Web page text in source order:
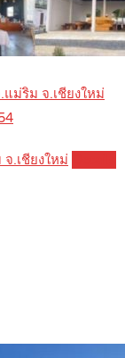
ม่ริม จ.เชียงใหม่
.เชียงใหม่